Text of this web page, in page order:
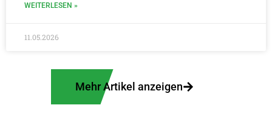
WEITERLESEN »
11.05.2026
Mehr Artikel anzeigen